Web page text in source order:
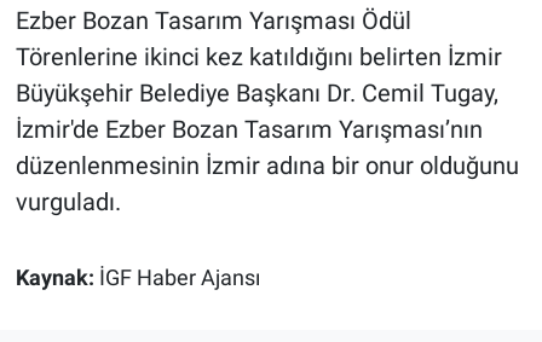
Ezber Bozan Tasarım Yarışması Ödül
Törenlerine ikinci kez katıldığını belirten İzmir
Büyükşehir Belediye Başkanı Dr. Cemil Tugay,
İzmir'de Ezber Bozan Tasarım Yarışması’nın
düzenlenmesinin İzmir adına bir onur olduğunu
vurguladı.
Kaynak: İGF Haber Ajansı